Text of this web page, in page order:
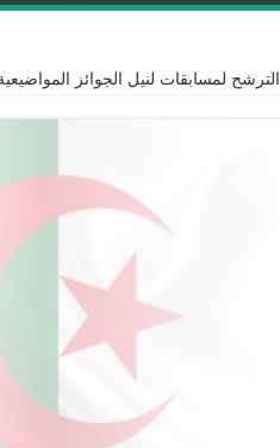
الترشح لمسابقات لنيل الجوائز المواضيعية